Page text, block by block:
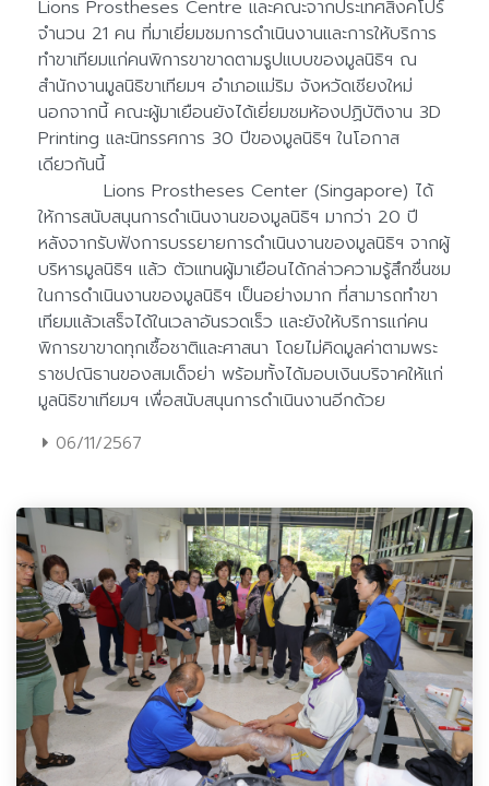
06/11/2567